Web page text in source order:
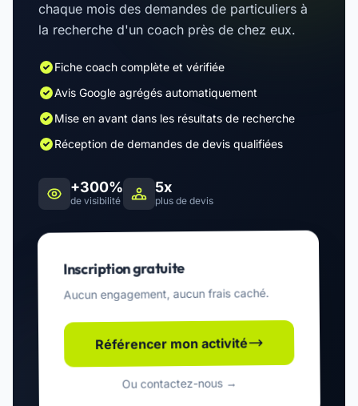
chaque mois des demandes de particuliers à
la recherche d'un coach près de chez eux.
Fiche coach complète et vérifiée
Avis Google agrégés automatiquement
Mise en avant dans les résultats de recherche
Réception de demandes de devis qualifiées
+300%
de visibilité
5x
plus de devis
Inscription gratuite
Aucun engagement, aucun frais caché.
Référencer mon activité
Ou contactez-nous →